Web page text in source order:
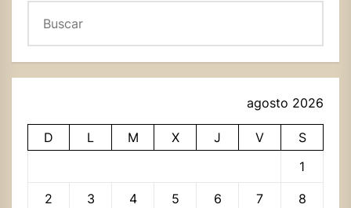
agosto 2026
D L M X J V
S
1
2 3 4 5 6 7 8